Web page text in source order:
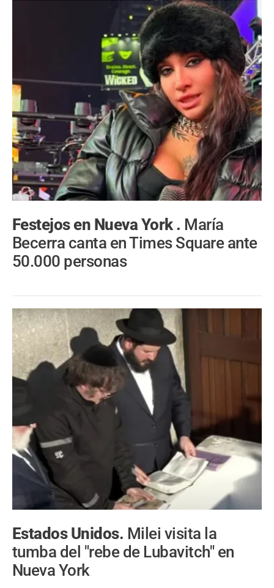
Festejos en Nueva York . María
Becerra canta en Times Square ante
50.000 personas
Estados Unidos. Milei visita la
tumba del "rebe de Lubavitch" en
Nueva York